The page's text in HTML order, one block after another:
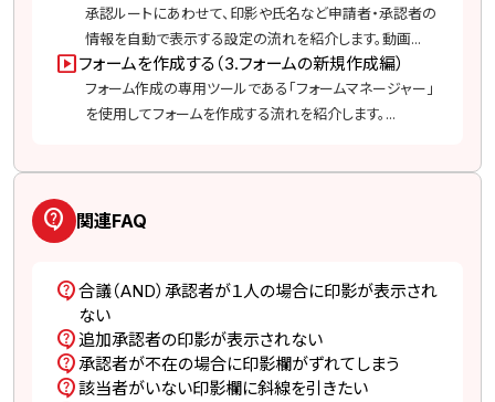
承認ルートにあわせて、印影や氏名など申請者・承認者の
情報を自動で表示する設定の流れを紹介します。動画...
slideshowフォームを作成する（3.フォームの新規作成編）
フォーム作成の専用ツールである「フォームマネージャー」
を使用してフォームを作成する流れを紹介します。...
関連FAQ
contact_support
contact_support合議（AND）承認者が１人の場合に印影が表示され
ない
contact_support追加承認者の印影が表示されない
contact_support承認者が不在の場合に印影欄がずれてしまう
contact_support該当者がいない印影欄に斜線を引きたい